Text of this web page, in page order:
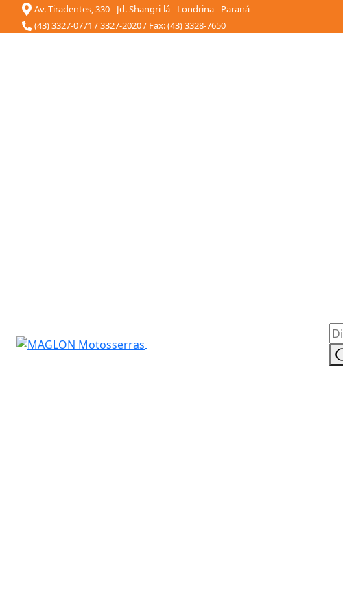
Av. Tiradentes, 330 - Jd. Shangri-lá - Londrina - Paraná
(43) 3327-0771 / 3327-2020 / Fax: (43) 3328-7650